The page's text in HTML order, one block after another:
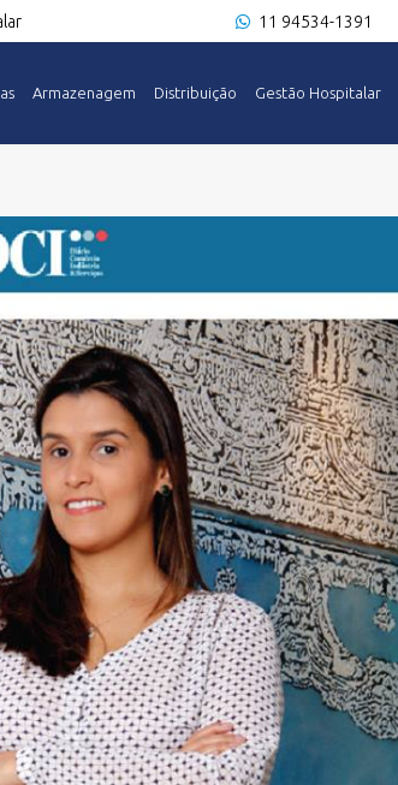
11 94534-1391
Armazenagem Distribuição Gestão Hospitalar